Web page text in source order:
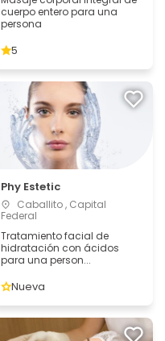
cuerpo entero para una
persona
5
Phy Estetic
Caballito , Capital
Federal
Tratamiento facial de
hidratación con ácidos
para una person...
Nueva